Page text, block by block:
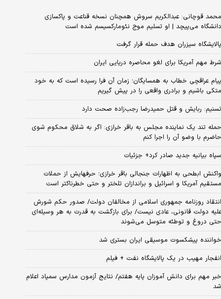
محمد قوچانی: عبدالکریم سروش همچنان نسخه قناعت و پاکسازی
دانشگاه می‌پیچد | او تسلیم موج نئومارکسیسم شده است
پالایشگاه سیزران هدف حمله قرار گرفت
شرط مهم آمریکا برای لغو محاصره دریایی ایران
پیام عراقچی خطاب به همسایگان؛ زمان آن فرا رسیده است که به خود
متکی باشیم و برادری واقعی را در پیش گیریم
تسنیم: ربایش و قتل حمیدرضا رجب‌زاده صحت دارد
حمله تند یک نماینده مجلس به باقر خرازی: اگر به شلاق محکوم شوی
حاضرم با وضو آن را اجرا کنم
سپاه بیانیه جدید صادر کرد+ جزئیات
واکنش ابطحی به اظهارات جنجالی باقر خرازی؛ حرفهایش از حملات
مستقیم آمریکا و اسرائیل و براندازان تلختر و حتی خطرناکتر است
انتقاد روزنامه جمهوری اسلامی از مخالفان دولت/ صدور حکم شورش
علیه دولت قانونی، عادی نیست/ برای بازگشت به قدرت به هر وسیله‌ای
حتی دروغ و توطئه متوسل می‌شوند
خواننده پیشکسوت موسیقی ایران بستری شد
انفجار مهیب در یک پالایشگاه نفت + فیلم
خبر مهم برای دانش آموزان پایه هفتم/ نتایج آزمون مدارس سمپاد اعلام
شد